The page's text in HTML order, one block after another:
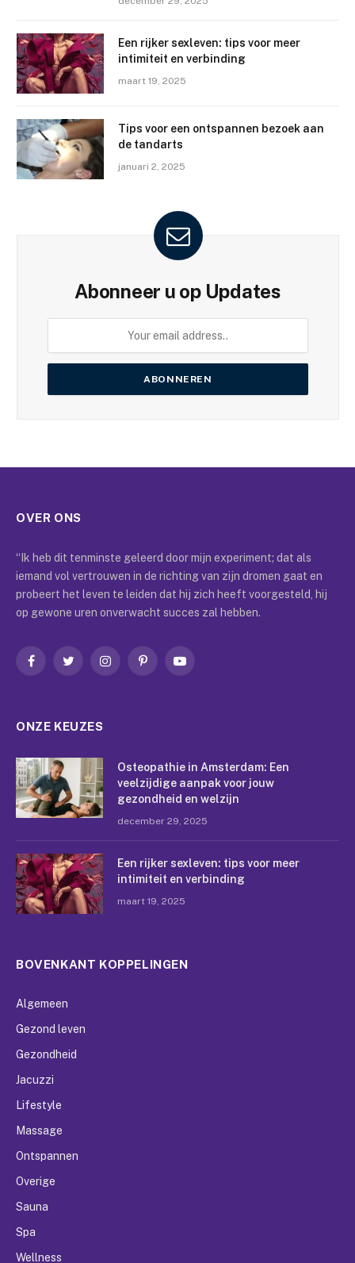
Een rijker sexleven: tips voor meer
intimiteit en verbinding
maart 19, 2025
Tips voor een ontspannen bezoek aan
de tandarts
januari 2, 2025
Abonneer u op Updates
OVER ONS
“Ik heb dit tenminste geleerd door mijn experiment; dat als
iemand vol vertrouwen in de richting van zijn dromen gaat en
probeert het leven te leiden dat hij zich heeft voorgesteld, hij
op gewone uren onverwacht succes zal hebben.
FacebookTwitterInstagramPinterestYouTube
ONZE KEUZES
Osteopathie in Amsterdam: Een
veelzijdige aanpak voor jouw
gezondheid en welzijn
december 29, 2025
Een rijker sexleven: tips voor meer
intimiteit en verbinding
maart 19, 2025
BOVENKANT KOPPELINGEN
Algemeen
Gezond leven
Gezondheid
Jacuzzi
Lifestyle
Massage
Ontspannen
Overige
Sauna
Spa
Wellness